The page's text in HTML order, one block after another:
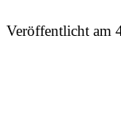
Veröffentlicht am